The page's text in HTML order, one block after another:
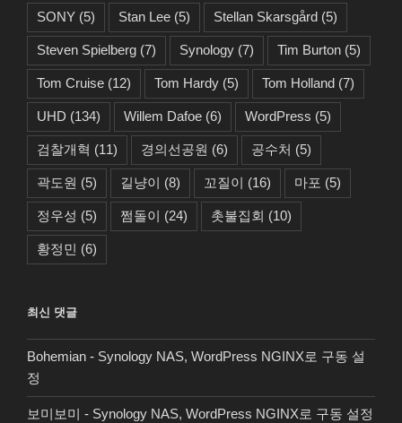
SONY (5) Stan Lee (5) Stellan Skarsgård (5)
Steven Spielberg (7) Synology (7) Tim Burton (5)
Tom Cruise (12) Tom Hardy (5) Tom Holland (7)
UHD (134) Willem Dafoe (6) WordPress (5)
검찰개혁 (11) 경의선공원 (6) 공수처 (5)
곽도원 (5) 길냥이 (8) 꼬질이 (16) 마포 (5)
정우성 (5) 쩜돌이 (24) 촛불집회 (10)
황정민 (6)
최신 댓글
Bohemian - Synology NAS, WordPress NGINX로 구동 설
정
보미보미 - Synology NAS, WordPress NGINX로 구동 설정